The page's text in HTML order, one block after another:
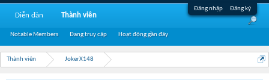
Đăng nhập Đăng ký
Thành viên JokerX148
Diễn đàn Thành viên
Notable Members Đang truy cập Hoạt động gần đây